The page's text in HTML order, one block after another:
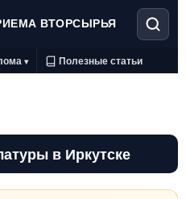
ВТОРСЫРЬЯ
▾ Полезные статьи
в Иркутске